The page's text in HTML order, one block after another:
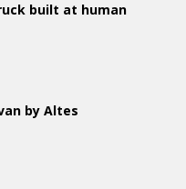
built at human
by Altes